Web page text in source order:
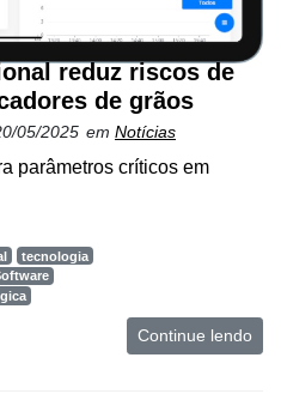
reduz riscos de
de grãos
05/2025 em Notícias
parâmetros críticos em
tecnologia
Continue lendo